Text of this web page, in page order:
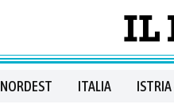
NORDEST ITALIA